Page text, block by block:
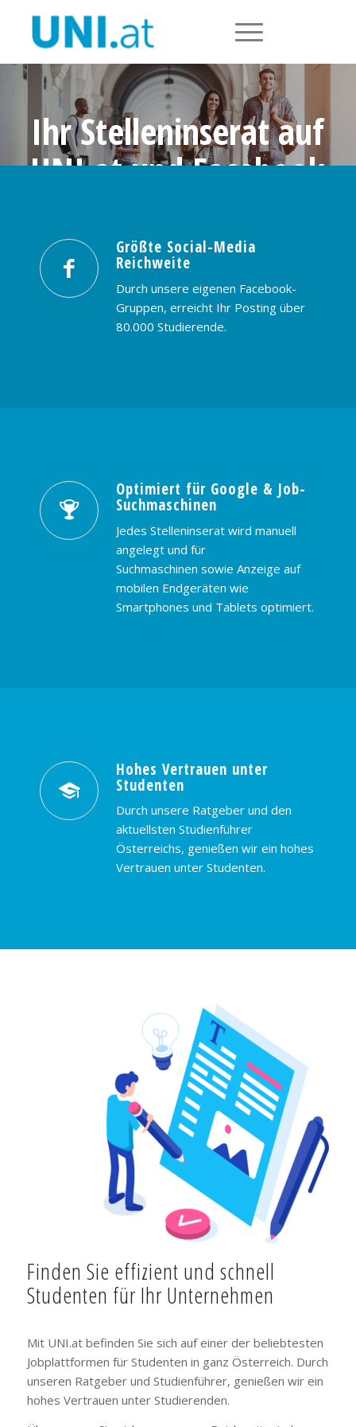
Ihr Stelleninserat auf
UNI.at und Facebook
PREISE & BUCHUNG KONTAKT
Größte Social-Media
Reichweite
Durch unsere eigenen Facebook-
Gruppen, erreicht Ihr Posting über
80.000 Studierende.
Optimiert für Google & Job-
Suchmaschinen
Jedes Stelleninserat wird manuell
angelegt und für
Suchmaschinen sowie Anzeige auf
mobilen Endgeräten wie
Smartphones und Tablets optimiert.
Hohes Vertrauen unter
Studenten
Durch unsere Ratgeber und den
aktuellsten Studienführer
Österreichs, genießen wir ein hohes
Vertrauen unter Studenten.
Finden Sie effizient und schnell
Studenten für Ihr Unternehmen
Mit UNI.at befinden Sie sich auf einer der beliebtesten
Jobplattformen für Studenten in ganz Österreich. Durch
unseren Ratgeber und Studienführer, genießen wir ein
hohes Vertrauen unter Studierenden.